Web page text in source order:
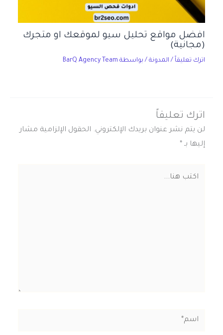
افضل مواقع تحليل سيو لموقعك او متجرك
(مجانية)
اترك تعليقاً / المدونة / بواسطة BarQ Agency Team
اترك تعليقاً
لن يتم نشر عنوان بريدك الإلكتروني. الحقول الإلزامية مشار
إليها بـ *
اسم*